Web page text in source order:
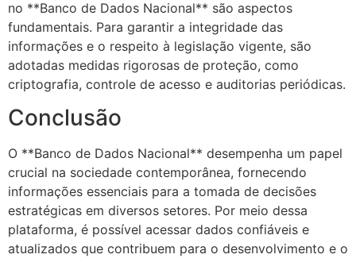
no **Banco de Dados Nacional** são aspectos
fundamentais. Para garantir a integridade das
informações e o respeito à legislação vigente, são
adotadas medidas rigorosas de proteção, como
criptografia, controle de acesso e auditorias periódicas.
Conclusão
O **Banco de Dados Nacional** desempenha um papel
crucial na sociedade contemporânea, fornecendo
informações essenciais para a tomada de decisões
estratégicas em diversos setores. Por meio dessa
plataforma, é possível acessar dados confiáveis e
atualizados que contribuem para o desenvolvimento e o